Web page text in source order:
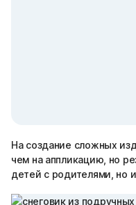
На создание сложных
чем на аппликацию, но
детей с родителями, но